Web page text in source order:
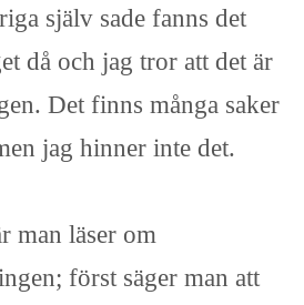
själv sade fanns det
då och jag tror att det är
Det finns många saker
jag hinner inte det.
man läser om
först säger man att